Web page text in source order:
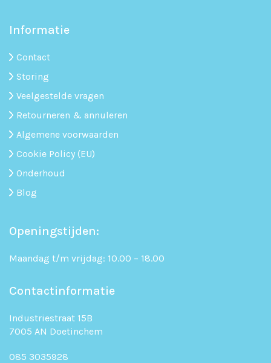
Informatie
Contact
Storing
Veelgestelde vragen
Retourneren & annuleren
Algemene voorwaarden
Cookie Policy (EU)
Onderhoud
Blog
Openingstijden:
Maandag t/m vrijdag: 10.00 – 18.00
Contactinformatie
Industriestraat 15B
7005 AN Doetinchem
085 3035928